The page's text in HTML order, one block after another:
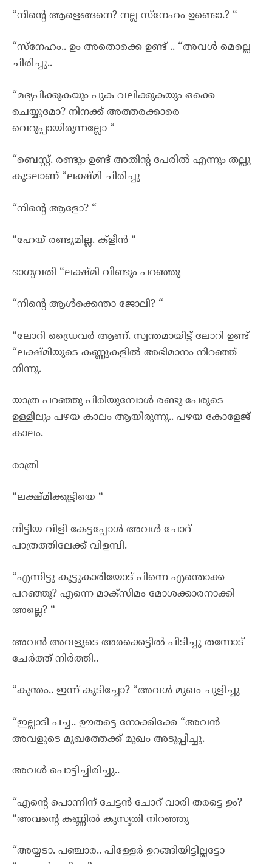
“നിന്റെ ആളെങ്ങനെ? നല്ല സ്നേഹം ഉണ്ടൊ.? “
“സ്നേഹം.. ഉം അതൊക്കെ ഉണ്ട് .. “അവൾ മെല്ലെ
ചിരിച്ചു..
“മദ്യപിക്കുകയും പുക വലിക്കുകയും ഒക്കെ
ചെയ്യുമോ? നിനക്ക് അത്തരക്കാരെ
വെറുപ്പായിരുന്നല്ലോ “
“ബെസ്റ്റ്. രണ്ടും ഉണ്ട് അതിന്റ പേരിൽ എന്നും തല്ലു
കൂടലാണ് “ലക്ഷ്മി ചിരിച്ചു
“നിന്റെ ആളോ? “
“ഹേയ് രണ്ടുമില്ല. ക്‌ളീൻ “
ഭാഗ്യവതി “ലക്ഷ്മി വീണ്ടും പറഞ്ഞു
“നിന്റെ ആൾക്കെന്താ ജോലി? “
“ലോറി ഡ്രൈവർ ആണ്. സ്വന്തമായിട്ട് ലോറി ഉണ്ട്
“ലക്ഷ്മിയുടെ കണ്ണുകളിൽ അഭിമാനം നിറഞ്ഞ്
നിന്നു.
യാത്ര പറഞ്ഞു പിരിയുമ്പോൾ രണ്ടു പേരുടെ
ഉള്ളിലും പഴയ കാലം ആയിരുന്നു.. പഴയ കോളേജ്
കാലം.
രാത്രി
“ലക്ഷ്മിക്കുട്ടിയെ “
നീട്ടിയ വിളി കേട്ടപ്പോൾ അവൾ ചോറ്
പാത്രത്തിലേക്ക് വിളമ്പി.
“എന്നിട്ടു കൂട്ടുകാരിയോട് പിന്നെ എന്തൊക്ക
പറഞ്ഞു? എന്നെ മാക്സിമം മോശക്കാരനാക്കി
അല്ലെ? “
അവൻ അവളുടെ അരക്കെട്ടിൽ പിടിച്ചു തന്നോട്
ചേർത്ത് നിർത്തി..
“കുന്തം.. ഇന്ന് കുടിച്ചോ? “അവൾ മുഖം ചുളിച്ചു
“ഇല്ലാടി പച്ച.. ഊതട്ടെ നോക്കിക്കേ “അവൻ
അവളുടെ മുഖത്തേക്ക് മുഖം അടുപ്പിച്ചു.
അവൾ പൊട്ടിച്ചിരിച്ചു..
“എന്റെ പൊന്നിന് ചേട്ടൻ ചോറ് വാരി തരട്ടെ ഉം?
“അവന്റെ കണ്ണിൽ കുസൃതി നിറഞ്ഞു
“അയ്യടാ. പഞ്ചാര.. പിള്ളേർ ഉറങ്ങിയിട്ടില്ലട്ടോ